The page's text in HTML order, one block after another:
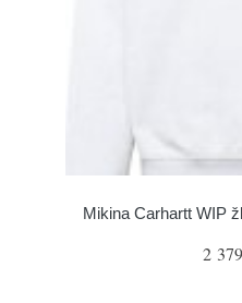
Mikina Carhartt WIP
2